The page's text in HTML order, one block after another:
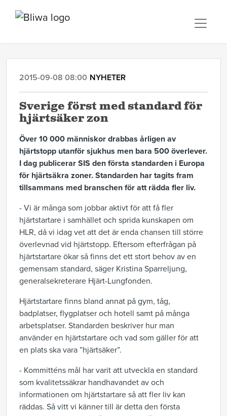
2015-09-08 08:00 NYHETER
Sverige först med standard för
hjärtsäker zon
Över 10 000 människor drabbas årligen av
hjärtstopp utanför sjukhus men bara 500 överlever.
I dag publicerar SIS den första standarden i Europa
för hjärtsäkra zoner. Standarden har tagits fram
tillsammans med branschen för att rädda fler liv.
- Vi är många som jobbar aktivt för att få fler
hjärtstartare i samhället och sprida kunskapen om
HLR, då vi idag vet att det är enda chansen till större
överlevnad vid hjärtstopp. Eftersom efterfrågan på
hjärtstartare ökar så finns det ett stort behov av en
gemensam standard, säger Kristina Sparreljung,
generalsekreterare Hjärt-Lungfonden.
Hjärtstartare finns bland annat på gym, tåg,
badplatser, flygplatser och hotell samt på många
arbetsplatser. Standarden beskriver hur man
använder en hjärtstartare och vad som gäller för att
en plats ska vara ”hjärtsäker”.
- Kommitténs mål har varit att utveckla en standard
som kvalitetssäkrar handhavandet av och
informationen om hjärtstartare så att fler liv kan
räddas. Så vitt vi känner till är detta den första